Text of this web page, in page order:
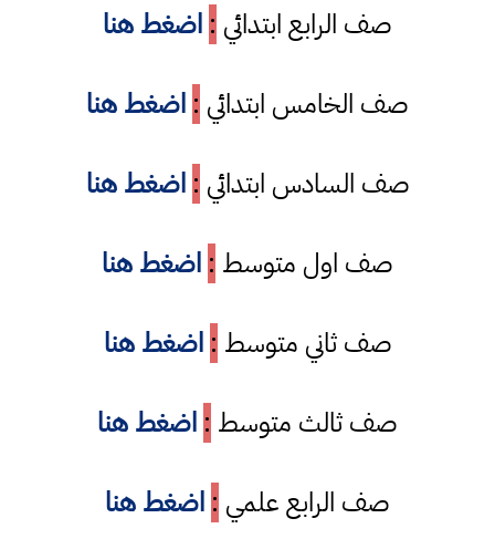
صف الرابع ابتدائي : اضغط هنا
صف الخامس ابتدائي : اضغط هنا
صف السادس ابتدائي : اضغط هنا
صف اول متوسط : اضغط هنا
صف ثاني متوسط : اضغط هنا
صف ثالث متوسط : اضغط هنا
صف الرابع علمي : اضغط هنا